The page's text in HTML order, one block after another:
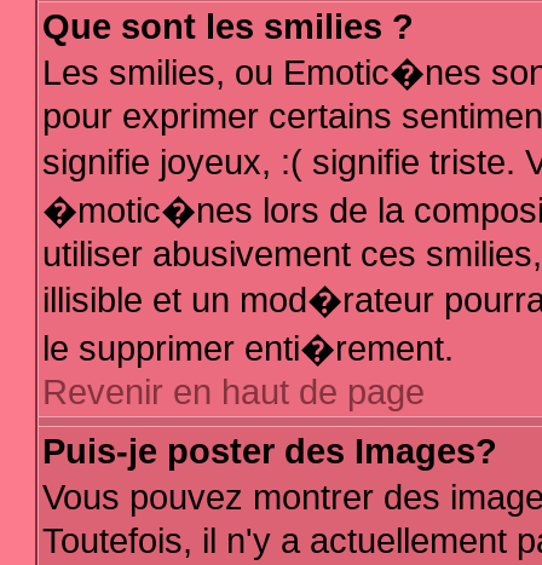
Que sont les smilies ?
Les smilies, ou Emotic�nes
pour exprimer certains
signifie joyeux, :( signifie triste.
�motic�nes lors de la
utiliser abusivement ces
illisible et un mod�rateur
le supprimer enti�rement.
Revenir en haut de page
Puis-je poster des Images?
Vous pouvez montrer des
Toutefois, il n'y a actuellement